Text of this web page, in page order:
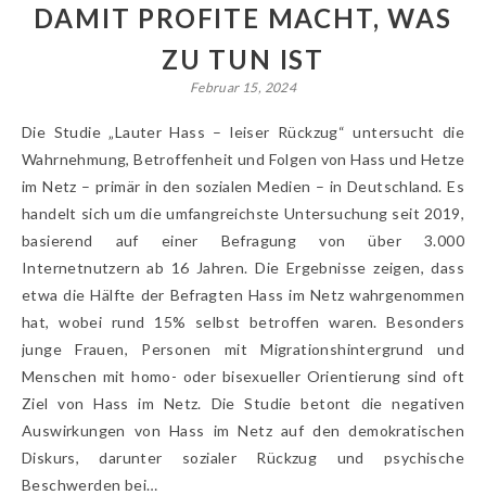
DAMIT PROFITE MACHT, WAS
ZU TUN IST
Februar 15, 2024
Die Studie „Lauter Hass – leiser Rückzug“ untersucht die
Wahrnehmung, Betroffenheit und Folgen von Hass und Hetze
im Netz – primär in den sozialen Medien – in Deutschland. Es
handelt sich um die umfangreichste Untersuchung seit 2019,
basierend auf einer Befragung von über 3.000
Internetnutzern ab 16 Jahren. Die Ergebnisse zeigen, dass
etwa die Hälfte der Befragten Hass im Netz wahrgenommen
hat, wobei rund 15% selbst betroffen waren. Besonders
junge Frauen, Personen mit Migrationshintergrund und
Menschen mit homo- oder bisexueller Orientierung sind oft
Ziel von Hass im Netz. Die Studie betont die negativen
Auswirkungen von Hass im Netz auf den demokratischen
Diskurs, darunter sozialer Rückzug und psychische
Beschwerden bei…